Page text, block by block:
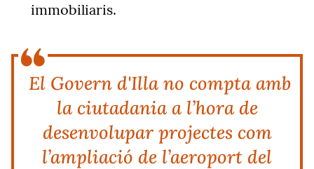
immobiliaris.
El Govern d'Illa no compta amb
la ciutadania a l’hora de
desenvolupar projectes com
l’ampliació de l’aeroport del